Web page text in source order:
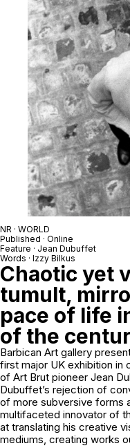
NR · WORLD
Published · Online
Feature · Jean Dubuffet
Words · Izzy Bilkus
Chaotic yet
tumult,
pace of life
of the
Barbican Art gallery
first major UK exhibition in
of Art Brut pioneer Jean
Dubuffet’s rejection of
of more subversive forms
multifaceted innovator of
at translating his creative
mediums, creating works